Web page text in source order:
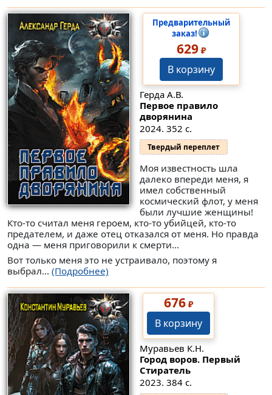
Предварительный
заказ!
629₽
В корзину
Герда А.В.
Первое правило
дворянина
2024. 352 с.
Твердый переплет
Моя известность шла
далеко впереди меня, я
имел собственный
космический флот, у меня
были лучшие женщины!
Кто-то считал меня героем, кто-то убийцей, кто-то
предателем, и даже отец отказался от меня. Но правда
одна — меня приговорили к смерти…
Вот только меня это не устраивало, поэтому я
выбрал... (Подробнее)
676₽
В корзину
Муравьев К.Н.
Город воров. Первый
Стиратель
2023. 384 с.